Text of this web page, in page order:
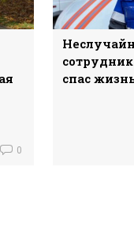
0
сотрудник
спас